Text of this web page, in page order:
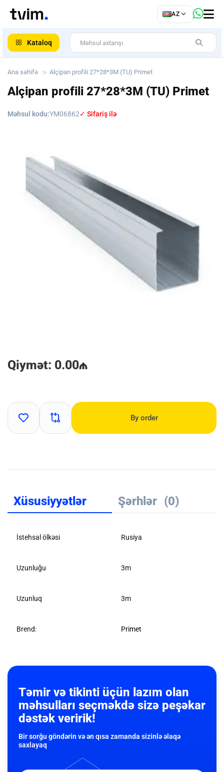
AZ
Kataloq
Ana səhifə Alçipan profili 27*28*3М (TU) Primet
Alçipan profili 27*28*3М (TU) Primet
Məhsul kodu:YM06862✓ Sifariş ilə
Qiymət: 0.00₼
By order
Xüsusiyyətlər Şərhlər (0)
İstehsal ölkəsi Rusiya
Uzunluğu 3m
Uzunluq 3m
Brend: Primet
Təmir və tikinti üçün lazım olan
məhsulları seçməkdə sizə peşəkar
dəstək veririk!
Bir sorğu göndərin və ən qısa zamanda sizinlə əlaqə
saxlayaq